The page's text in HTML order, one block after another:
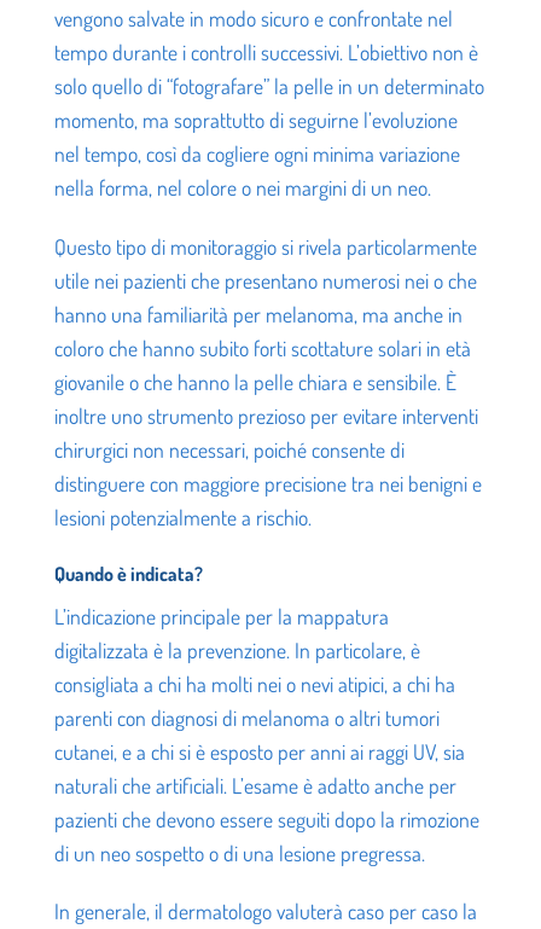
vengono salvate in modo sicuro e confrontate nel
tempo durante i controlli successivi. L’obiettivo non è
solo quello di “fotografare” la pelle in un determinato
momento, ma soprattutto di seguirne l’evoluzione
nel tempo, così da cogliere ogni minima variazione
nella forma, nel colore o nei margini di un neo.
Questo tipo di monitoraggio si rivela particolarmente
utile nei pazienti che presentano numerosi nei o che
hanno una familiarità per melanoma, ma anche in
coloro che hanno subito forti scottature solari in età
giovanile o che hanno la pelle chiara e sensibile. È
inoltre uno strumento prezioso per evitare interventi
chirurgici non necessari, poiché consente di
distinguere con maggiore precisione tra nei benigni e
lesioni potenzialmente a rischio.
Quando è indicata?
L’indicazione principale per la mappatura
digitalizzata è la prevenzione. In particolare, è
consigliata a chi ha molti nei o nevi atipici, a chi ha
parenti con diagnosi di melanoma o altri tumori
cutanei, e a chi si è esposto per anni ai raggi UV, sia
naturali che artificiali. L’esame è adatto anche per
pazienti che devono essere seguiti dopo la rimozione
di un neo sospetto o di una lesione pregressa.
In generale, il dermatologo valuterà caso per caso la